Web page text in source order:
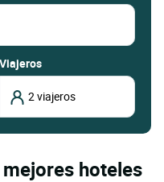
Viajeros
hoteles